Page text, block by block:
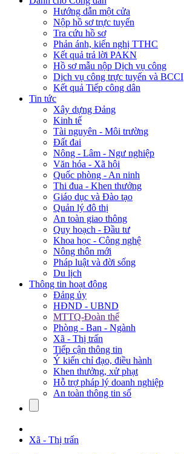
Hướng dẫn một cửa
Nộp hồ sơ trực tuyến
Tra cứu hồ sơ
Phản ánh, kiến nghị TTHC
Kết quả trả lời PAKN
Hồ sơ mẫu nộp Dịch vụ công
Dịch vụ công trực tuyến và BCCI
Kết quả Tiếp công dân
Tin tức
Xây dựng Đảng
Kinh tế
Tài nguyên - Môi trường
Đất đai
Nông - Lâm - Ngư nghiệp
Văn hóa - Xã hội
Quốc phòng - An ninh
Thi đua - Khen thưởng
Giáo dục và Đào tạo
Quản lý đô thị
An toàn giao thông
Quy hoạch - Đầu tư
Khoa học - Công nghệ
Nông thôn mới
Pháp luật và đời sống
Du lịch
Thông tin hoạt động
Đảng ủy
HĐND - UBND
MTTQ-Đoàn thể
Phòng - Ban - Ngành
Xã - Thị trấn
Tiếp cận thông tin
Ý kiến chỉ đạo, điều hành
Khen thưởng, xử phạt
Hỗ trợ pháp lý doanh nghiệp
An toàn thông tin số
Xã - Thị trấn